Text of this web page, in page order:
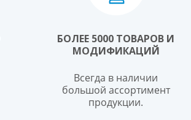
БОЛЕЕ 5000 ТОВАРОВ И
МОДИФИКАЦИЙ
Всегда в наличии
большой ассортимент
продукции.